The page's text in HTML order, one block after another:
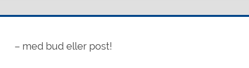
– med bud eller post!